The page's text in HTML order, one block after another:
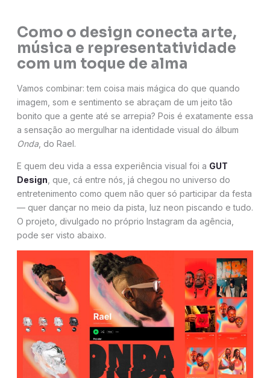
Como o design conecta arte,
música e representatividade
com um toque de alma
Vamos combinar: tem coisa mais mágica do que quando
imagem, som e sentimento se abraçam de um jeito tão
bonito que a gente até se arrepia? Pois é exatamente essa
a sensação ao mergulhar na identidade visual do álbum
Onda, do Rael.
E quem deu vida a essa experiência visual foi a GUT
Design , que, cá entre nós, já chegou no universo do
entretenimento como quem não quer só participar da festa
— quer dançar no meio da pista, luz neon piscando e tudo.
O projeto, divulgado no próprio Instagram da agência,
pode ser visto abaixo.